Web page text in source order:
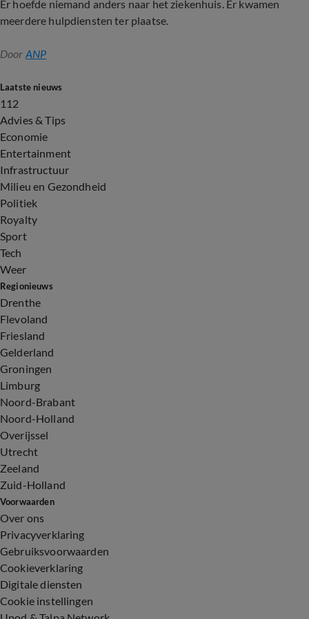
Er hoefde niemand anders naar het ziekenhuis. Er kwamen
meerdere hulpdiensten ter plaatse.
Door ANP
Laatste nieuws
112
Advies & Tips
Economie
Entertainment
Infrastructuur
Milieu en Gezondheid
Politiek
Royalty
Sport
Tech
Weer
Regionieuws
Drenthe
Flevoland
Friesland
Gelderland
Groningen
Limburg
Noord-Brabant
Noord-Holland
Overijssel
Utrecht
Zeeland
Zuid-Holland
Voorwaarden
Over ons
Privacyverklaring
Gebruiksvoorwaarden
Cookieverklaring
Digitale diensten
Cookie instellingen